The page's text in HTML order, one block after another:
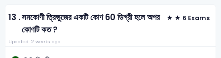
13 .সমকোণী ত্রিভুজের একটি কোণ 60 ডিগ্রী হলে অপর
কোণটি কত ?
6 Exams
Updated: 2 weeks ago